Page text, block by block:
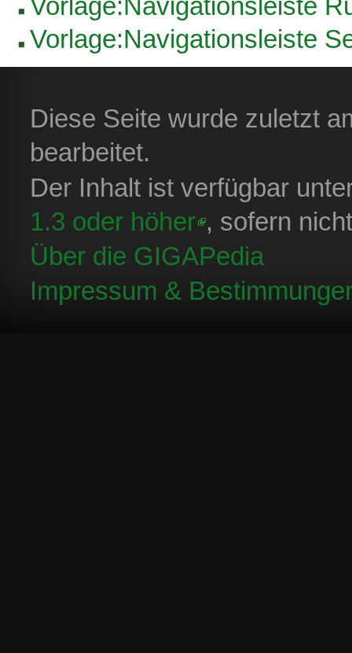
Vorlage:Navigationsleiste
Vorlage:Navigationsleiste
Diese Seite wurde zuletzt
bearbeitet.
Der Inhalt ist verfügbar
1.3 oder höher , sofern
Über die GIGAPedia
Impressum &